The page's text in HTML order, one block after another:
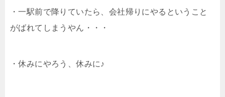
・一駅前で降りていたら、会社帰りにやるということ
がばれてしまうやん・・・
・休みにやろう、休みに♪